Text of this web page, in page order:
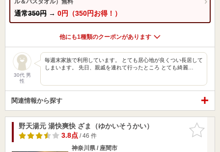
通常350円 → 0円（350円お得！）
他にも1種類のクーポンがあります
30代 男
性
毎週末家族で利用しています。 とても居心地が良くつい長居して
しまいます。 先日、親戚を連れて行ったところ とても綺麗…
関連情報から探す
お気に入
りに追加
野天湯元 湯快爽快 ざま（ゆかいそうかい）
3.8点/ 46 件
神奈川県 / 座間市